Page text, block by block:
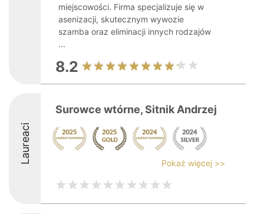
miejscowości. Firma specjalizuje się w
asenizacji, skutecznym wywozie
szamba oraz eliminacji innych rodzajów
...
8.2
Laureaci
Surowce wtórne, Sitnik Andrzej
Pokaż więcej >>